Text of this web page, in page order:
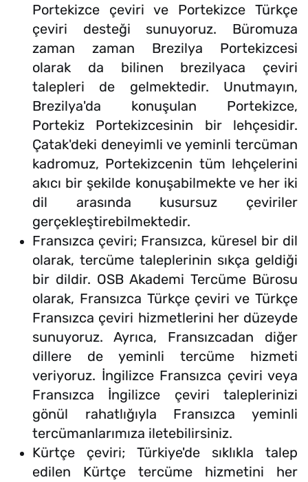
Portekizce çeviri ve Portekizce Türkçe
çeviri desteği sunuyoruz. Büromuza
zaman zaman Brezilya Portekizcesi
olarak da bilinen brezilyaca çeviri
talepleri de gelmektedir. Unutmayın,
Brezilya'da konuşulan Portekizce,
Portekiz Portekizcesinin bir lehçesidir.
Çatak'deki deneyimli ve yeminli tercüman
kadromuz, Portekizcenin tüm lehçelerini
akıcı bir şekilde konuşabilmekte ve her iki
dil arasında kusursuz çeviriler
gerçekleştirebilmektedir.
Fransızca çeviri; Fransızca, küresel bir dil
olarak, tercüme taleplerinin sıkça geldiği
bir dildir. OSB Akademi Tercüme Bürosu
olarak, Fransızca Türkçe çeviri ve Türkçe
Fransızca çeviri hizmetlerini her düzeyde
sunuyoruz. Ayrıca, Fransızcadan diğer
dillere de yeminli tercüme hizmeti
veriyoruz. İngilizce Fransızca çeviri veya
Fransızca İngilizce çeviri taleplerinizi
gönül rahatlığıyla Fransızca yeminli
tercümanlarımıza iletebilirsiniz.
Kürtçe çeviri; Türkiye'de sıklıkla talep
edilen Kürtçe tercüme hizmetini her